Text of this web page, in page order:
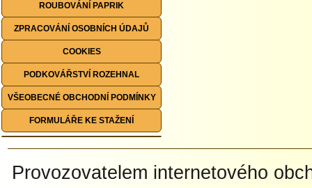
ROUBOVÁNÍ PAPRIK
ZPRACOVÁNÍ OSOBNÍCH ÚDAJŮ
COOKIES
PODKOVÁŘSTVÍ ROZEHNAL
VŠEOBECNÉ OBCHODNÍ PODMÍNKY
FORMULÁŘE KE STAŽENÍ
Provozovatelem internetového